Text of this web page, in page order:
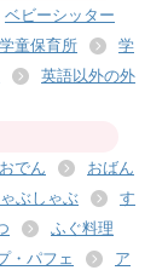
ベビーシッター
学童保育所
学
英語以外の外
おでん
おばん
ぶしゃぶ
す
ふぐ料理
・パフェ
ア